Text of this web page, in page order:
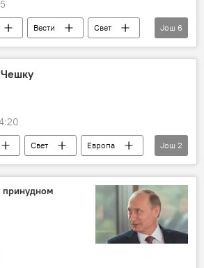
Вести
Свет
Петро Порошенко
Татари
Још 6
Чешку
Свет
Европа
Још 2
принудном